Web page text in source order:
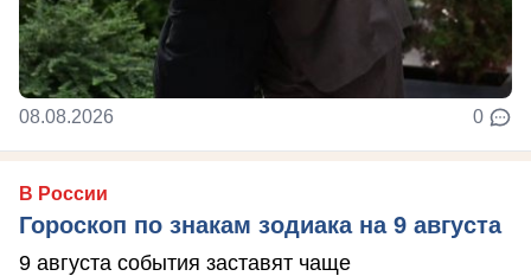
08.08.2026 0
В России
Гороскоп по знакам зодиака на 9 августа
9 августа события заставят чаще